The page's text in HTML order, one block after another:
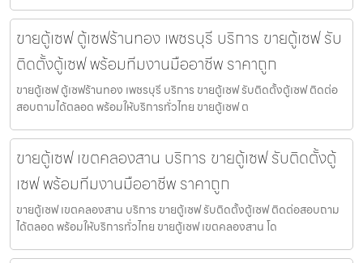
ขายตู้เซฟ ตู้เซฟร้านทอง เพชรบุรี บริการ ขายตู้เซฟ รับ
ติดตั้งตู้เซฟ พร้อมทีมงานมืออาชีพ ราคาถูก
ขายตู้เซฟ ตู้เซฟร้านทอง เพชรบุรี บริการ ขายตู้เซฟ รับติดตั้งตู้เซฟ ติดต่อ
สอบถามได้ตลอด พร้อมให้บริการทั่วไทย ขายตู้เซฟ ต
ขายตู้เซฟ เขตคลองสาน บริการ ขายตู้เซฟ รับติดตั้งตู้
เซฟ พร้อมทีมงานมืออาชีพ ราคาถูก
ขายตู้เซฟ เขตคลองสาน บริการ ขายตู้เซฟ รับติดตั้งตู้เซฟ ติดต่อสอบถาม
ได้ตลอด พร้อมให้บริการทั่วไทย ขายตู้เซฟ เขตคลองสาน โด